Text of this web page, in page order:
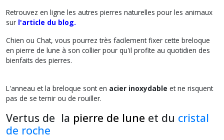
Retrouvez en ligne les autres pierres naturelles pour les animaux
sur l'article du blog.
Chien ou Chat, vous pourrez très facilement fixer cette breloque
en pierre de lune à son collier pour qu'il profite au quotidien des
bienfaits des pierres.
L'anneau et la breloque sont en acier inoxydable et ne risquent
pas de se ternir ou de rouiller.
Vertus de la pierre de lune et du cristal
de roche